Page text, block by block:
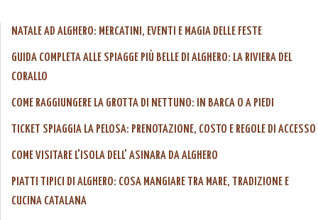
NATALE AD ALGHERO: MERCATINI, EVENTI E MAGIA DELLE FESTE
GUIDA COMPLETA ALLE SPIAGGE PIÙ BELLE DI ALGHERO: LA RIVIERA DEL
CORALLO
COME RAGGIUNGERE LA GROTTA DI NETTUNO: IN BARCA O A PIEDI
TICKET SPIAGGIA LA PELOSA: PRENOTAZIONE, COSTO E REGOLE DI ACCESSO
COME VISITARE L'ISOLA DELL' ASINARA DA ALGHERO
PIATTI TIPICI DI ALGHERO: COSA MANGIARE TRA MARE, TRADIZIONE E
CUCINA CATALANA